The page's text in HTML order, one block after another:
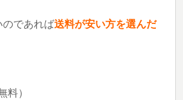
のであれば送料が安い方を選んだ
料）